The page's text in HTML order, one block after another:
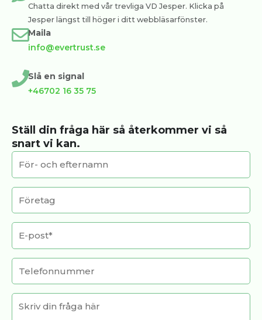
Chatta direkt med vår trevliga VD Jesper. Klicka på
Jesper längst till höger i ditt webbläsarfönster.
Maila
info@evertrust.se
Slå en signal
+46702 16 35 75
Ställ din fråga här så återkommer vi så
snart vi kan.